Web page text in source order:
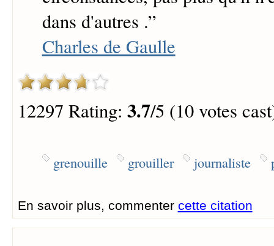
dans d'autres .”
Charles de Gaulle
12297 Rating: 3.7/5 (10 votes
grenouille grouiller journaliste
En savoir plus, commenter cette citation